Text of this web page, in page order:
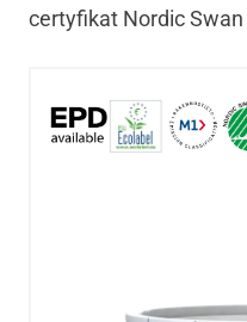
certyfikat Nordic Swan